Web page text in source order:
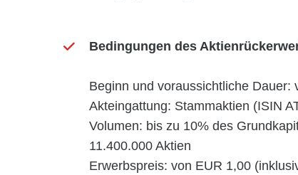
Bedingungen des
Beginn und voraussichtliche Dauer:
Akteingattung: Stammaktien (ISIN
Volumen: bis zu 10% des
11.400.000 Aktien
Erwerbspreis: von EUR 1,00